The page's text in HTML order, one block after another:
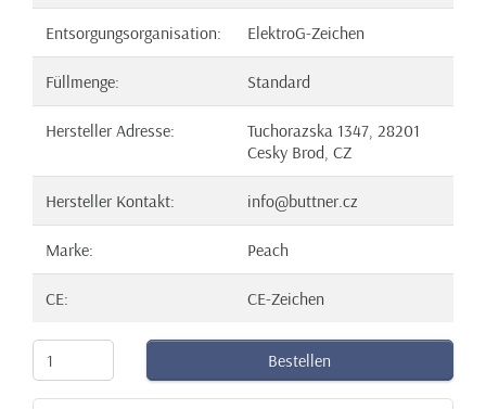
Entsorgungsorganisation: ElektroG-Zeichen
Füllmenge: Standard
Hersteller Adresse:
Tuchorazska 1347, 28201
Cesky Brod, CZ
Hersteller Kontakt: info@buttner.cz
Marke: Peach
CE: CE-Zeichen
Bestellen